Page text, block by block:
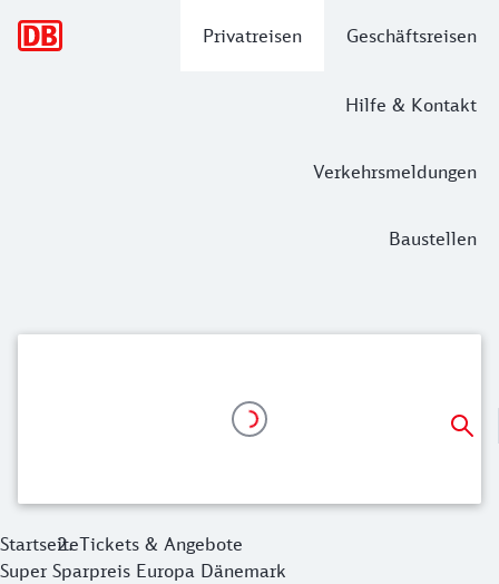
Privatreisen Geschäftsreisen
Hilfe & Kontakt
Verkehrsmeldungen
Baustellen
StartseiteTickets & Angebote
Super Sparpreis Europa Dänemark